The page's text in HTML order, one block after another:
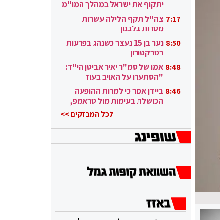
יתקוף את ישראל במהלך המו"מ
בקטאר" 7:17 צה"ל תקף הלילה עשרות
מטרות בלבנון
8:50
נער בן 15 נעצר כשנהג בפרעות
בטרקטורון
8:48 אמו של סמ"ר יאיר אביטן הי"ד:
"הסתערו על האויב בעוז
ובגבורה" 8:46 ביידן אמר כי למרות ההופעה
הכושלת בעימות מול טראמפ,
לכל המבזקים >>